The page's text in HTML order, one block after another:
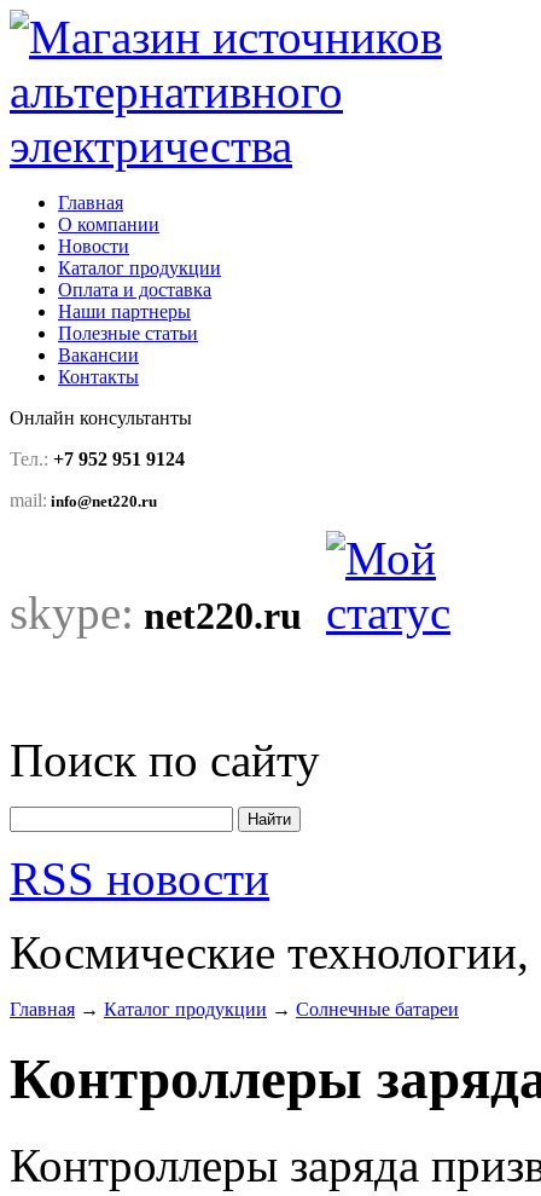
Главная
О компании
Новости
Каталог продукции
Оплата и доставка
Наши партнеры
Полезные статьи
Вакансии
Контакты
Онлайн консультанты
Тел.: +7 952 951 9124
mail: info@net220.ru
skype: net220.ru
Поиск по сайту
RSS новости
Космические технологии,
Главная → Каталог продукции → Солнечные батареи
Контроллеры
Контроллеры заряда